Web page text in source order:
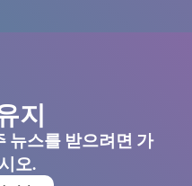
지
뉴스를 받으려면 가
오.